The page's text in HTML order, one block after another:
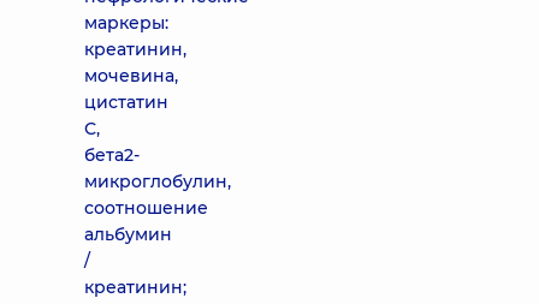
маркеры:
креатинин,
мочевина,
цистатин
С,
бета2-
микроглобулин,
соотношение
альбумин
/
креатинин;